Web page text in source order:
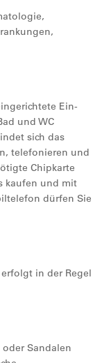
Ein-
und WC
sich das
telefonieren und
Chipkarte
kaufen und mit
dürfen Sie
in der Regel
Sandalen